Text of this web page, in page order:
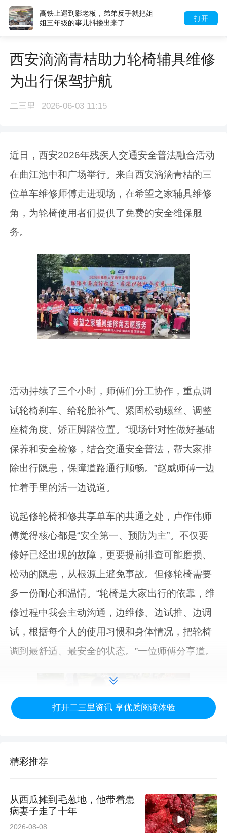
打开
高铁上遇到影老板，弟弟反手就把姐
姐三年级的事儿抖搂出来了
西安滴滴青桔助力轮椅辅具维修
为出行保驾护航
二三里 2026-06-03 11:15
近日，西安2026年残疾人交通安全普法融合活动
在曲江池中和广场举行。来自西安滴滴青桔的三
位单车维修师傅走进现场，在希望之家辅具维修
角，为轮椅使用者们提供了免费的安全维保服
务。
活动持续了三个小时，师傅们分工协作，重点调
试轮椅刹车、给轮胎补气、紧固松动螺丝、调整
座椅角度、矫正脚踏位置。“现场针对性做好基础
保养和安全检修，结合交通安全普法，帮大家排
除出行隐患，保障道路通行顺畅。”赵威师傅一边
忙着手里的活一边说道。
说起修轮椅和修共享单车的共通之处，卢作伟师
傅觉得核心都是“安全第一、预防为主”。不仅要
修好已经出现的故障，更要提前排查可能磨损、
松动的隐患，从根源上避免事故。但修轮椅需要
多一份耐心和温情。“轮椅是大家出行的依靠，维
修过程中我会主动沟通，边维修、边试推、边调
试，根据每个人的使用习惯和身体情况，把轮椅
调到最舒适、最安全的状态。”一位师傅分享道。
打开二三里资讯 享优质阅读体验
精彩推荐
从西瓜摊到毛葱地，他带着患
病妻子走了十年
2026-08-08